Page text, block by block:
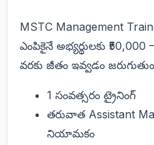
MSTC Management
ఎంపికైనే అభ్యర్థులకు
వరకు జీతం ఇవ్వడం
1 సంవత్సరం ట్రైనింగ్
తరువాత Assistant
నియామకం